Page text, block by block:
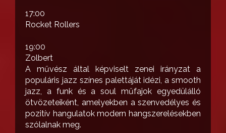
17:00
Rocket Rollers
19:00
Zolbert
A művész által képviselt zenei irányzat a
populáris jazz színes palettáját idézi, a smooth
jazz, a funk és a soul műfajok egyedülálló
ötvözeteiként, amelyekben a szenvedélyes és
pozitív hangulatok modern hangszerelésekben
szólalnak meg.